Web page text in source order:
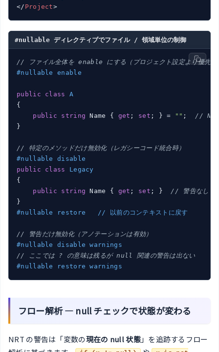
</ Project>
#nullable ディレクティブでファイル / 領域単位の制御
// ファイル全体を enable にする（プロジェクト設定より優先）
#nullable enable
public class
A
{
public
string Name { get ; set ; } = "" ; //
}
// 特定のメソッドだけ無効化（レガシーコード統合時）
#nullable disable
public
class
Legacy
{
public
string Name { get ; set ; } // 警告なし
#nullable restore   // 以前のコンテキストに戻す
// 警告だけ無効化（アノテーションは有効）
#nullable disable warnings
// ここでは ? の意味は残るが null 関連の警告は出ない
#nullable restore warnings
フロー解析 — null チェックで状態が変わる
NRT の警告は「変数の現在の null 状態」を追跡するフロー